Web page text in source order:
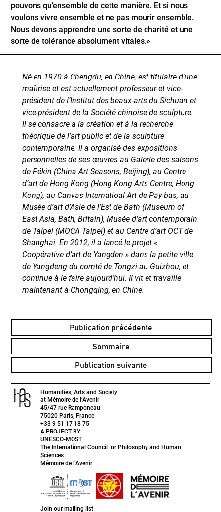
pouvons qu’ensemble de cette manière. Et si nous
voulons vivre ensemble et ne pas mourir ensemble.
Nous devons apprendre une sorte de charité et une
sorte de tolérance absolument vitales.»
Né en 1970 à Chengdu, en Chine, est titulaire d’une
maîtrise et est actuellement professeur et vice-
président de l’Institut des beaux-arts du Sichuan et
vice-président de la Société chinoise de sculpture.
Il se consacre à la création et à la recherche
théorique de l’art public et de la sculpture
contemporaine. Il a organisé des expositions
personnelles de ses œuvres au Galerie des saisons
de Pékin (China Art Seasons, Beijing), au Centre
d’art de Hong Kong (Hong Kong Arts Centre, Hong
Kong), au Canvas Internatioal Art de Pay-bas, au
Musée d’art d’Asie de l’Est de Bath (Museum of
East Asia, Bath, Britain), Musée d’art contemporain
de Taipei (MOCA Taipei) et au Centre d’art OCT de
Shanghai. En 2012, il a lancé le projet «
Coopérative d’art de Yangden » dans la petite ville
de Yangdeng du comté de Tongzi au Guizhou, et
continue à le faire aujourd’hui. Il vit et travaille
maintenant à Chongqing, en Chine.
Publication précédente
Sommaire
Publication suivante
Humanities, Arts and Society
at Mémoire de l’Avenir
45/47 rue Ramponeau
75020 Paris, France
+33 9 51 17 18 75
A PROJECT BY:
UNESCO-MOST
The International Council for Philosophy and Human
Sciences
Mémoire de l’Avenir
Join our mailing list